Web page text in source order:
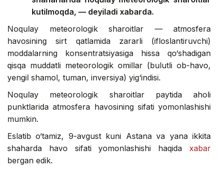
kutilmoqda, — deyiladi xabarda.
Noqulay meteorologik sharoitlar — atmosfera
havosining sirt qatlamida zararli (ifloslantiruvchi)
moddalarning konsentratsiyasiga hissa qo‘shadigan
qisqa muddatli meteorologik omillar (bulutli ob-havo,
yengil shamol, tuman, inversiya) yig‘indisi.
Noqulay meteorologik sharoitlar paytida aholi
punktlarida atmosfera havosining sifati yomonlashishi
mumkin.
Eslatib o‘tamiz, 9-avgust kuni Astana va yana ikkita
shaharda havo sifati yomonlashishi haqida xabar
bergan edik.